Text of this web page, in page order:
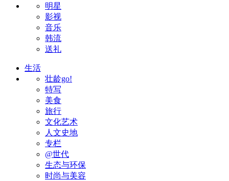
明星
影视
音乐
韩流
送礼
生活
壮龄go!
特写
美食
旅行
文化艺术
人文史地
专栏
@世代
生态与环保
时尚与美容